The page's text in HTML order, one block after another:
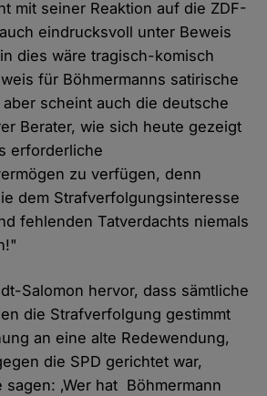
mit seiner Reaktion auf die ZDF-
eindrucksvoll unter Beweis
dies wäre tragisch-komisch
für Böhmermanns satirische
scheint auch die deutsche
Berater, wie sich heute gezeigt
erforderliche
zu verfügen, denn
dem Strafverfolgungsinteresse
fehlenden Tatverdachts niemals
Salomon hervor, dass sämtliche
die Strafverfolgung gestimmt
an eine alte Redewendung,
die SPD gerichtet war,
‚Wer hat Böhmermann